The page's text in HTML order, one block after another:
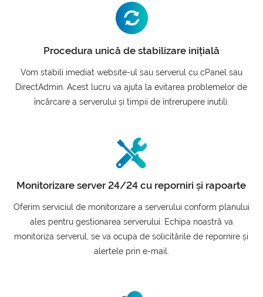
Procedura unică de stabilizare inițială
Vom stabili imediat website-ul sau serverul cu cPanel sau
DirectAdmin. Acest lucru va ajuta la evitarea problemelor de
încărcare a serverului și timpii de întrerupere inutili.
Monitorizare server 24/24 cu reporniri și rapoarte
Oferim serviciul de monitorizare a serverului conform planului
ales pentru gestionarea serverului. Echipa noastră va
monitoriza serverul, se va ocupa de solicitările de repornire și
alertele prin e-mail.